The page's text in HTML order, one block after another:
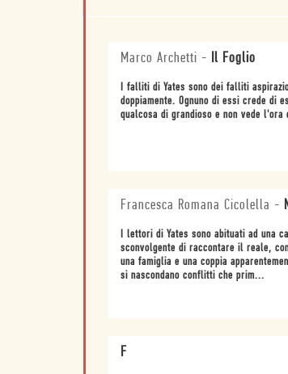
Marco Archetti - Il Foglio
I falliti di Yates sono dei falliti
doppiamente. Ognuno di essi crede di
qualcosa di grandioso e non vede l'ora
Francesca Romana Cicolella -
I lettori di Yates sono abituati ad una
sconvolgente di raccontare il reale,
una famiglia e una coppia
si nascondano conflitti che prim...
F